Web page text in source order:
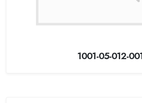
1001-05-012-